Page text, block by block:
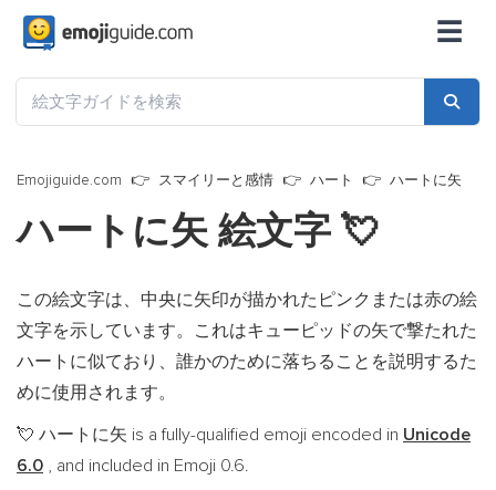
☰
Emojiguide.com スマイリーと感情 ハート ハートに矢
ハートに矢 絵文字 💘
この絵文字は、中央に矢印が描かれたピンクまたは赤の絵
文字を示しています。これはキューピッドの矢で撃たれた
ハートに似ており、誰かのために落ちることを説明するた
めに使用されます。
💘 ハートに矢 is a fully-qualified emoji encoded in Unicode
6.0 , and included in Emoji 0.6.